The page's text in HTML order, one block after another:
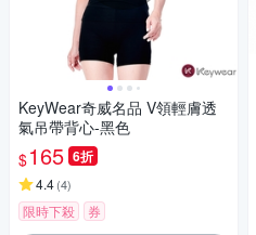
KeyWear奇威名品 V領輕膚透
氣吊帶背心-黑色
$165 6折
4.4(4)
限時下殺 券